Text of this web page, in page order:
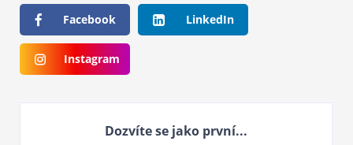
Facebook LinkedIn
Instagram
Dozvíte se jako první...